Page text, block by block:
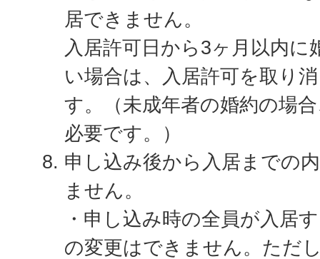
居できません。
入居許可日から3ヶ月以内に
い場合は、入居許可を取り
す。（未成年者の婚約の場
必要です。）
申し込み後から入居までの
ません。
・申し込み時の全員が入居
の変更はできません。ただ